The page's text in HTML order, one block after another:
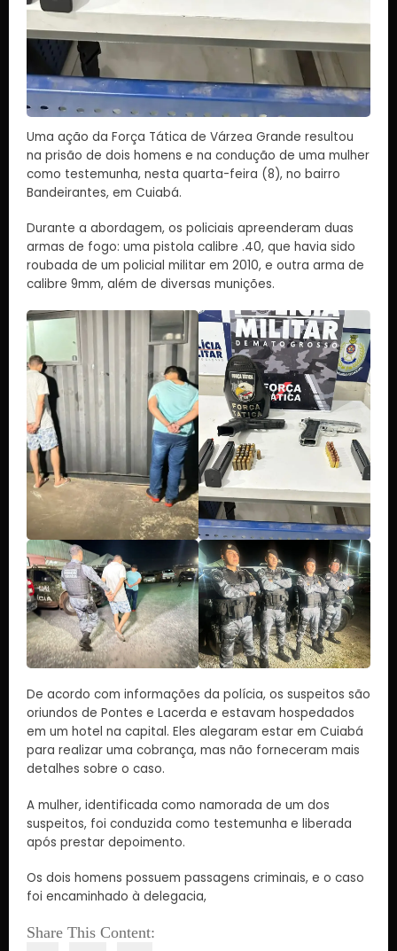
Uma ação da Força Tática de Várzea Grande resultou
na prisão de dois homens e na condução de uma mulher
como testemunha, nesta quarta-feira (8), no bairro
Bandeirantes, em Cuiabá.
Durante a abordagem, os policiais apreenderam duas
armas de fogo: uma pistola calibre .40, que havia sido
roubada de um policial militar em 2010, e outra arma de
calibre 9mm, além de diversas munições.
De acordo com informações da polícia, os suspeitos são
oriundos de Pontes e Lacerda e estavam hospedados
em um hotel na capital. Eles alegaram estar em Cuiabá
para realizar uma cobrança, mas não forneceram mais
detalhes sobre o caso.
A mulher, identificada como namorada de um dos
suspeitos, foi conduzida como testemunha e liberada
após prestar depoimento.
Os dois homens possuem passagens criminais, e o caso
foi encaminhado à delegacia,
Share This Content: